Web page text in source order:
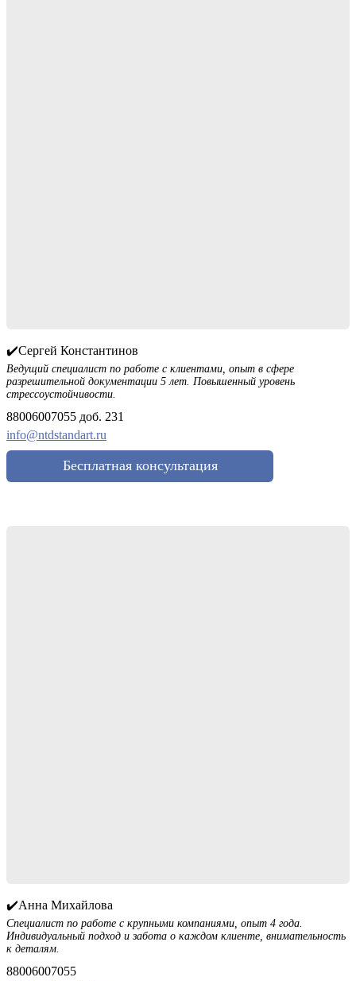
✔️Сергей Константинов
Ведущий специалист по работе с клиентами, опыт в сфере
разрешительной документации 5 лет. Повышенный уровень
стрессоустойчивости.
88006007055 доб. 231
info@ntdstandart.ru
Бесплатная консультация
✔️Анна Михайлова
Специалист по работе с крупными компаниями, опыт 4 года.
Индивидуальный подход и забота о каждом клиенте, внимательность
к деталям.
88006007055